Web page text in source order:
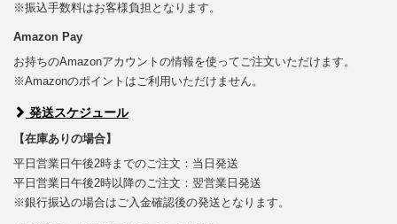
※振込手数料はお客様負担となります。
Amazon Pay
お持ちのAmazonアカウントの情報を使ってご注文いただけます。
※Amazonのポイントはご利用いただけません。
発送スケジュール
【在庫ありの場合】
平日営業日午後2時までのご注文：当日発送
平日営業日午後2時以降のご注文：翌営業日発送
※銀行振込の場合はご入金確認後の発送となります。